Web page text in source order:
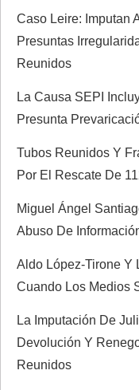
d
e
e
n
t
r
a
d
a
s
Caso Leire: Imputan
Presuntas
Reunidos
La Causa SEPI
Presunta
Tubos Reunidos Y
Por El Rescate De
Miguel Ángel
Abuso De
Aldo López-Tirone Y
Cuando Los Medios
La Imputación De
Devolución Y
Reunidos